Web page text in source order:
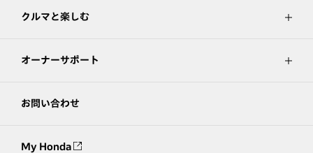
クルマと楽しむ
オーナーサポート
お問い合わせ
My Honda